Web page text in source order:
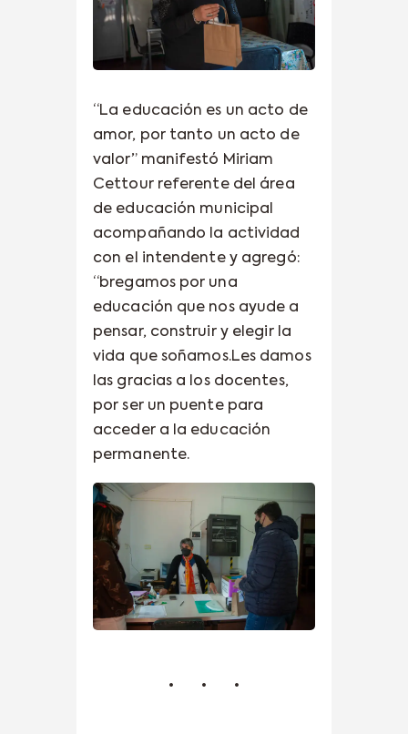
“La educación es un acto de
amor, por tanto un acto de
valor” manifestó Miriam
Cettour referente del área
de educación municipal
acompañando la actividad
con el intendente y agregó:
“bregamos por una
educación que nos ayude a
pensar, construir y elegir la
vida que soñamos.Les damos
las gracias a los docentes,
por ser un puente para
acceder a la educación
permanente.